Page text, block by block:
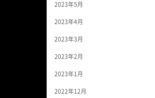
2023年5月
2023年4月
2023年3月
2023年2月
2023年1月
2022年12月